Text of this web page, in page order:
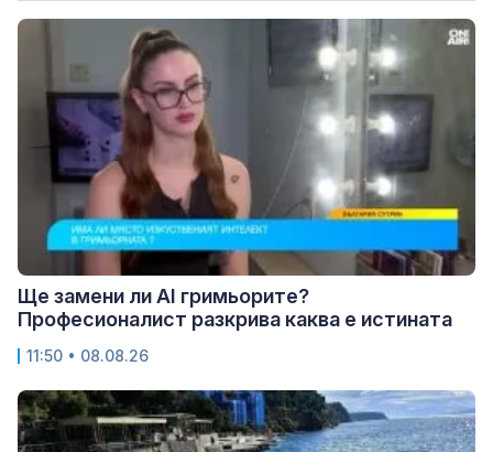
Ще замени ли AI гримьорите?
Професионалист разкрива каква е истината
11:50 • 08.08.26